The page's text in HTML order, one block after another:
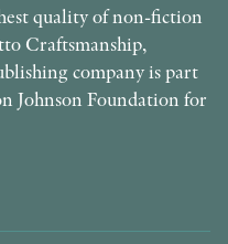
quality of non-fiction
Craftsmanship,
company is part
Johnson Foundation for